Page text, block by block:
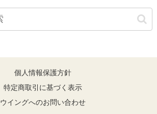
個人情報保護方針
特定商取引に基づく表示
ウイングへのお問い合わせ